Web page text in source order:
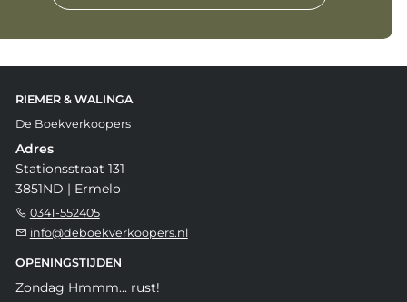
RIEMER & WALINGA
De Boekverkoopers
Adres
Stationsstraat 131
3851ND | Ermelo
0341-552405
info@deboekverkoopers.nl
OPENINGSTIJDEN
Zondag Hmmm... rust!